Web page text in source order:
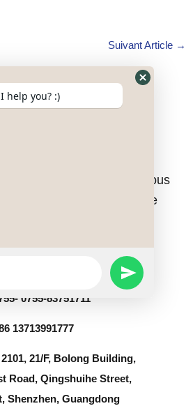
Suivant Article →
n'hésitez pas à nous
se fera un plaisir de
0755-83751711
13713991777
21/F, Bolong Building,
Road, Qingshuihe Street,
Shenzhen, Guangdong
help you? :)
SEND